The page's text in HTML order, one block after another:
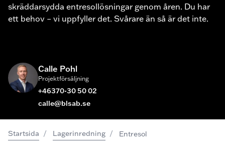
skräddarsydda entresollösningar genom åren. Du har
ett behov – vi uppfyller det. Svårare än så är det inte.
Calle Pohl
Projektförsäljning
+46370-30 50 02
calle@blsab.se
Startsida / Lagerinredning / Entresol